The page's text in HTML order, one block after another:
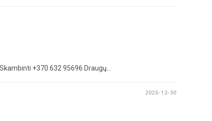
+370 632 95696 Draugų…
2025-12-30